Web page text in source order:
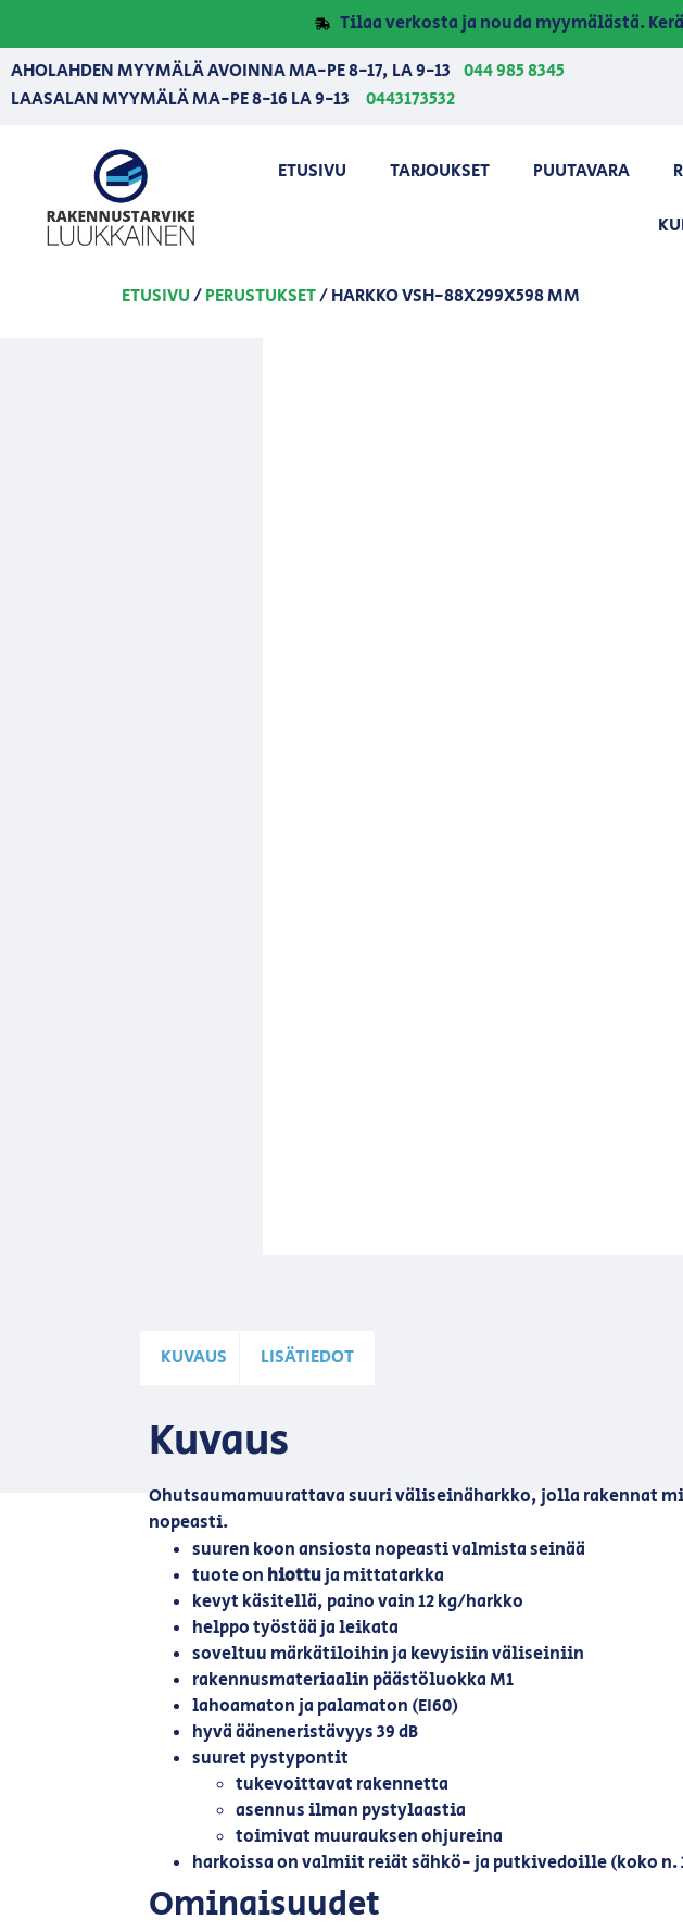
Tilaa verkosta ja nouda myymälästä.
AHOLAHDEN MYYMÄLÄ AVOINNA MA-PE 8-17, LA 9-13 044 985 8345
LAASALAN MYYMÄLÄ MA-PE 8-16 LA 9-13
0443173532
ETUSIVU TARJOUKSET PUUTAVARA
ETUSIVU/PERUSTUKSET/ HARKKO VSH-88X299X598 MM
KUVAUS LISÄTIEDOT
Kuvaus
Ohutsaumamuurattava suuri väliseinäharkko, jolla rakennat
nopeasti.
suuren koon ansiosta nopeasti valmista seinää
tuote on hiottuja mittatarkka
kevyt käsitellä, paino vain 12 kg/harkko
helppo työstää ja leikata
soveltuu märkätiloihin ja kevyisiin väliseiniin
rakennusmateriaalin päästöluokka M1
lahoamaton ja palamaton (EI60)
hyvä ääneneristävyys 39 dB
suuret pystypontit
tukevoittavat rakennetta
asennus ilman pystylaastia
toimivat muurauksen ohjureina
harkoissa on valmiit reiät sähkö- ja putkivedoille (koko n.
Ominaisuudet